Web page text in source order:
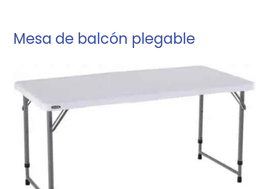
Mesa de balcón plegable